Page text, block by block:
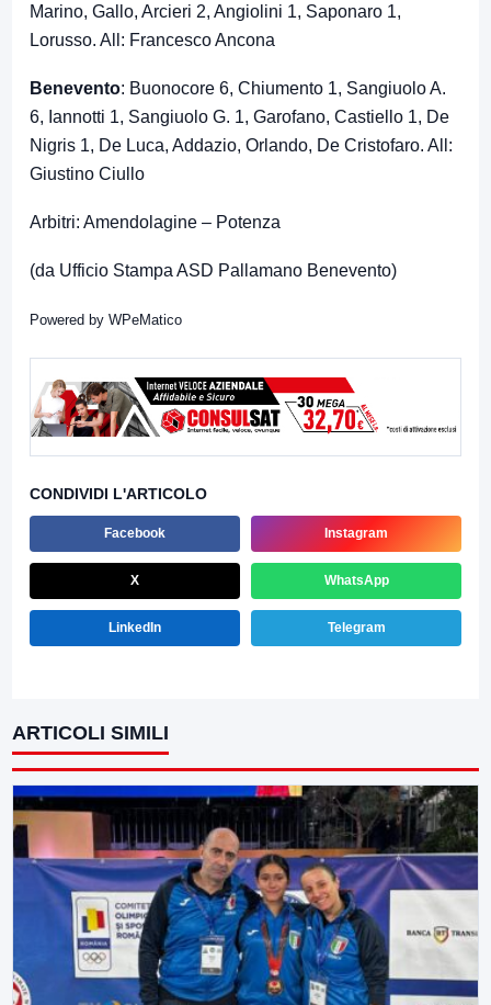
Marino, Gallo, Arcieri 2, Angiolini 1, Saponaro 1,
Lorusso. All: Francesco Ancona
Benevento: Buonocore 6, Chiumento 1, Sangiuolo A.
6, Iannotti 1, Sangiuolo G. 1, Garofano, Castiello 1, De
Nigris 1, De Luca, Addazio, Orlando, De Cristofaro. All:
Giustino Ciullo
Arbitri: Amendolagine – Potenza
(da Ufficio Stampa ASD Pallamano Benevento)
Powered by WPeMatico
CONDIVIDI L'ARTICOLO
Facebook Instagram
X WhatsApp
LinkedIn Telegram
ARTICOLI SIMILI